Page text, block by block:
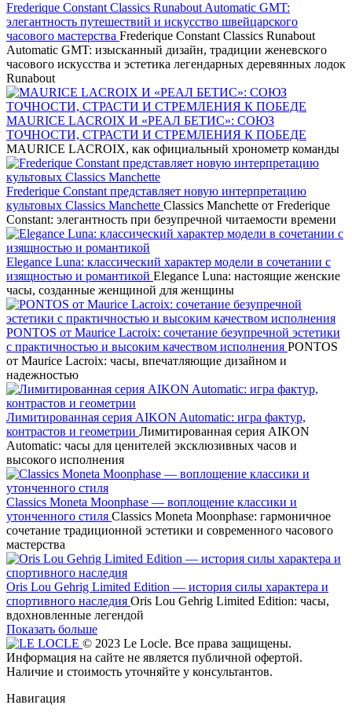
Frederique Constant Classics Runabout Automatic GMT:
элегантность путешествий и искусство швейцарского
часового мастерства Frederique Constant Classics Runabout
Automatic GMT: изысканный дизайн, традиции женевского
часового искусства и эстетика легендарных деревянных лодок
Runabout
MAURICE LACROIX И «РЕАЛ БЕТИС»: СОЮЗ
ТОЧНОСТИ, СТРАСТИ И СТРЕМЛЕНИЯ К ПОБЕДЕ
MAURICE LACROIX, как официальный хронометр команды
Frederique Constant представляет новую интерпретацию
культовых Classics Manchette Classics Manchette от Frederique
Constant: элегантность при безупречной читаемости времени
Elegance Luna: классический характер модели в сочетании с
изящностью и романтикой Elegance Luna: настоящие женские
часы, созданные женщиной для женщины
PONTOS от Maurice Lacroix: сочетание безупречной эстетики
с практичностью и высоким качеством исполнения PONTOS
от Maurice Lacroix: часы, впечатляющие дизайном и
надежностью
Лимитированная серия AIKON Automatic: игра фактур,
контрастов и геометрии Лимитированная серия AIKON
Automatic: часы для ценителей эксклюзивных часов и
высокого исполнения
Classics Moneta Moonphase — воплощение классики и
утонченного стиля Classics Moneta Moonphase: гармоничное
сочетание традиционной эстетики и современного часового
мастерства
Oris Lou Gehrig Limited Edition — история силы характера и
спортивного наследия Oris Lou Gehrig Limited Edition: часы,
вдохновленные легендой
Показать больше
© 2023 Le Locle. Все права защищены.
Информация на сайте не является публичной офертой.
Наличие и стоимость уточняйте у консультантов.
Навигация